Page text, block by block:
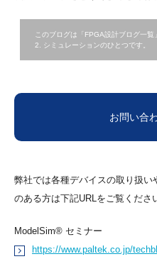
このブログは「FPGA設計ブログ一覧
2. シミュレーションのひとつです。
お問い合
弊社では各種デバイスの取り扱
のある方は下記URLをご覧くださ
ModelSim® セミナー
https://www.paltek.co.jp/